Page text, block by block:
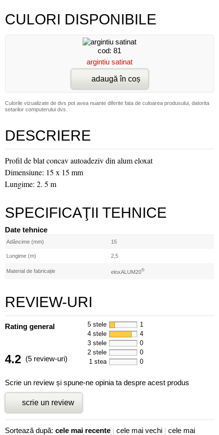
CULORI DISPONIBILE
cod: 81
argintiu satinat
adaugă în coș
Culorile vizualizate de dvs pot avea nuante diferite fata de culoarea produsului, datorita
setarilor computerului dvs.
DESCRIERE
Profil de blat concav autoadeziv din alum eloxat
Dimensiune: 15 x 15 mm
Lungime: 2. 5 m
SPECIFICAŢII TEHNICE
Date tehnice
Adâncime (mm) 15
Lungime (m) 2,5
Material de fabricație eloxALUM20®
REVIEW-URI
Rating general
4.2 (5 review-uri)
5 stele
1
4 stele
4
3 stele
0
2 stele
0
1 stea
0
Scrie un review și spune-ne opinia ta despre acest produs
scrie un review
Sortează după: cele mai recente | cele mai vechi | cele mai